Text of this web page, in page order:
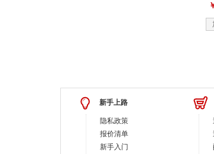
新手上路
隐私政策
报价清单
新手入门